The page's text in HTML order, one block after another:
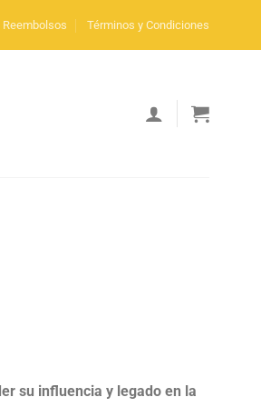
Términos y Condiciones
su influencia y legado en la